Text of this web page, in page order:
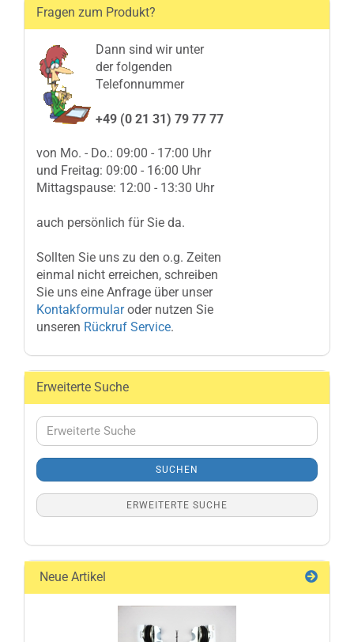
Fragen zum Produkt?
Dann sind wir unter
der folgenden
Telefonnummer
+49 (0 21 31) 79 77 77
von Mo. - Do.: 09:00 - 17:00 Uhr
und Freitag: 09:00 - 16:00 Uhr
Mittagspause: 12:00 - 13:30 Uhr
auch persönlich für Sie da.
Sollten Sie uns zu den o.g. Zeiten
einmal nicht erreichen, schreiben
Sie uns eine Anfrage über unser
Kontakformularoder nutzen Sie
unseren Rückruf Service.
Erweiterte Suche
Erweiterte
Suche
SUCHEN
ERWEITERTE SUCHE
Neue Artikel